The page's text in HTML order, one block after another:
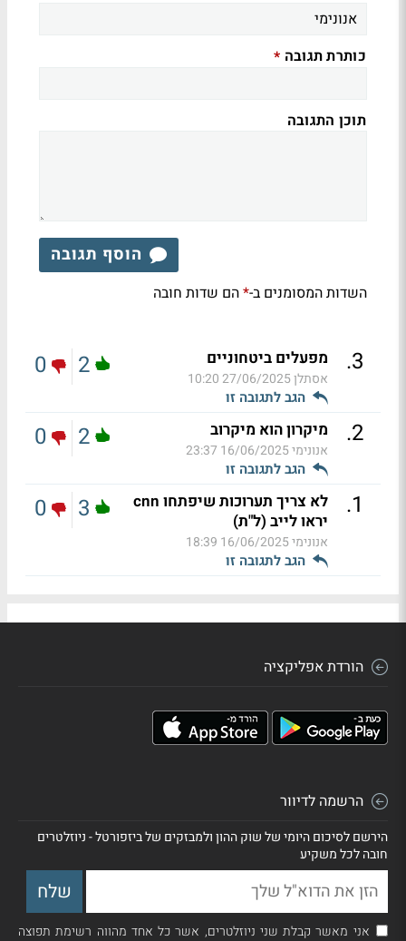
כותרת תגובה *
תוכן התגובה
הוסף תגובה
השדות המסומנים ב-*הם שדות חובה
3
. מפעלים ביטחוניים
אסתלן27/06/2025 10:20
הגב לתגובה זו
2
0
2
. מיקרון הוא מיקרוב
אנונימי16/06/2025 23:37
הגב לתגובה זו
2
0
1
.
לא צריך תערוכות שיפתחו cnn
יראו לייב (ל"ת)
אנונימי16/06/2025 18:39
הגב לתגובה זו
3
0
הורדת אפליקציה
הרשמה לדיוור
הירשם לסיכום היומי של שוק ההון ולמבזקים של ביזפורטל - ניוזלטרים
חובה לכל משקיע
אני מאשר קבלת שני ניוזלטרים, אשר כל אחד מהווה רשימת תפוצה